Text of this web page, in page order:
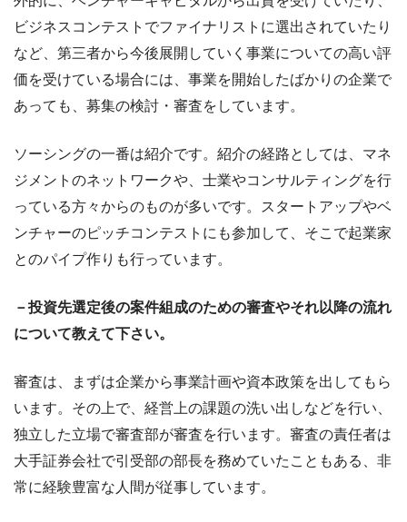
ビジネスコンテストでファイナリストに選出されていたり
など、第三者から今後展開していく事業についての高い評
価を受けている場合には、事業を開始したばかりの企業で
あっても、募集の検討・審査をしています。
ソーシングの一番は紹介です。紹介の経路としては、マネ
ジメントのネットワークや、士業やコンサルティングを行
っている方々からのものが多いです。スタートアップやベ
ンチャーのピッチコンテストにも参加して、そこで起業家
とのパイプ作りも行っています。
－投資先選定後の案件組成のための審査やそれ以降の流れ
について教えて下さい。
審査は、まずは企業から事業計画や資本政策を出してもら
います。その上で、経営上の課題の洗い出しなどを行い、
独立した立場で審査部が審査を行います。審査の責任者は
大手証券会社で引受部の部長を務めていたこともある、非
常に経験豊富な人間が従事しています。